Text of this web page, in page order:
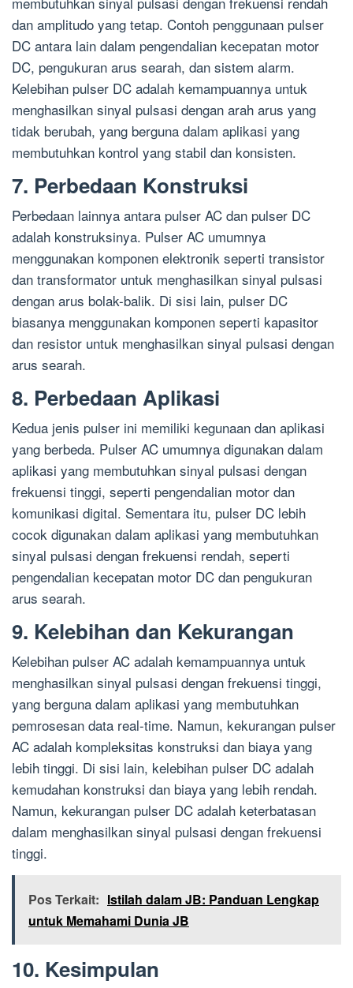
dan amplitudo yang tetap. Contoh penggunaan pulser
DC antara lain dalam pengendalian kecepatan motor
DC, pengukuran arus searah, dan sistem alarm.
Kelebihan pulser DC adalah kemampuannya untuk
menghasilkan sinyal pulsasi dengan arah arus yang
tidak berubah, yang berguna dalam aplikasi yang
membutuhkan kontrol yang stabil dan konsisten.
7. Perbedaan Konstruksi
Perbedaan lainnya antara pulser AC dan pulser DC
adalah konstruksinya. Pulser AC umumnya
menggunakan komponen elektronik seperti transistor
dan transformator untuk menghasilkan sinyal pulsasi
dengan arus bolak-balik. Di sisi lain, pulser DC
biasanya menggunakan komponen seperti kapasitor
dan resistor untuk menghasilkan sinyal pulsasi dengan
arus searah.
8. Perbedaan Aplikasi
Kedua jenis pulser ini memiliki kegunaan dan aplikasi
yang berbeda. Pulser AC umumnya digunakan dalam
aplikasi yang membutuhkan sinyal pulsasi dengan
frekuensi tinggi, seperti pengendalian motor dan
komunikasi digital. Sementara itu, pulser DC lebih
cocok digunakan dalam aplikasi yang membutuhkan
sinyal pulsasi dengan frekuensi rendah, seperti
pengendalian kecepatan motor DC dan pengukuran
arus searah.
9. Kelebihan dan Kekurangan
Kelebihan pulser AC adalah kemampuannya untuk
menghasilkan sinyal pulsasi dengan frekuensi tinggi,
yang berguna dalam aplikasi yang membutuhkan
pemrosesan data real-time. Namun, kekurangan pulser
AC adalah kompleksitas konstruksi dan biaya yang
lebih tinggi. Di sisi lain, kelebihan pulser DC adalah
kemudahan konstruksi dan biaya yang lebih rendah.
Namun, kekurangan pulser DC adalah keterbatasan
dalam menghasilkan sinyal pulsasi dengan frekuensi
tinggi.
Pos Terkait: Istilah dalam JB: Panduan Lengkap
untuk Memahami Dunia JB
10. Kesimpulan